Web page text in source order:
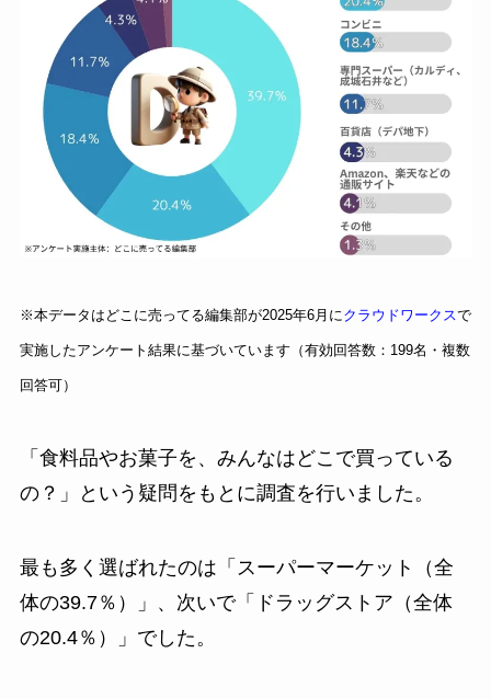
※本データはどこに売ってる編集部が2025年6月にクラウドワークスで
実施したアンケート結果に基づいています（有効回答数：199名・複数
回答可）
「食料品やお菓子を、みんなはどこで買っている
の？」という疑問をもとに調査を行いました。
最も多く選ばれたのは「スーパーマーケット（全
体の39.7％）」、次いで「ドラッグストア（全体
の20.4％）」でした。